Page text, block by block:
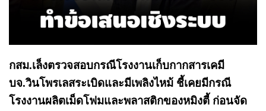
กสม.เล็งตรวจสอบกรณีโรงงานเก็บกากสารเคมี
บจ.วินโพรเลสระเบิดและมีเพลิงไหม้ ชี้เคยมีกรณี
โรงงานผลิตเม็ดโฟมและพลาสติกของหมิงตี้ ก่อนจัด